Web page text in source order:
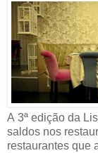
A 3ª edição da
saldos nos
restaurantes que